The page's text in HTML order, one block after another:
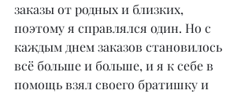
заказы от родных и близких,
поэтому я справлялся один. Но с
каждым днем заказов становилось
всё больше и больше, и я к себе в
помощь взял своего братишку и